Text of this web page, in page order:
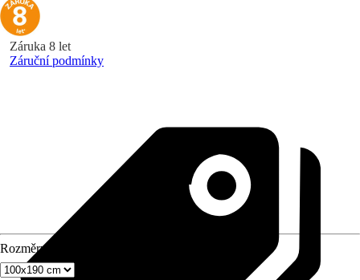
Záruka 8 let
Záruční podmínky
Rozměry (ŠxV)